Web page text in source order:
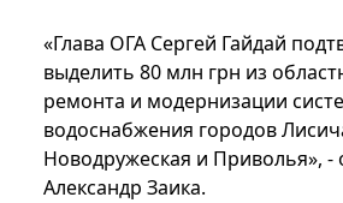
«Глава ОГА Сергей Гайдай
выделить 80 млн грн из
ремонта и модернизации
водоснабжения городов
Новодружеская и Приволья», -
Александр Заика.